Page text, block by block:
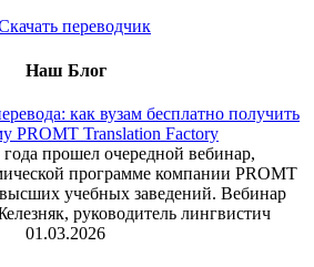
Наш Блог
как вузам бесплатно получить
PROMT Translation Factory
года прошел очередной вебинар,
программе компании PROMT
высших учебных заведений. Вебинар
руководитель лингвистич
01.03.2026